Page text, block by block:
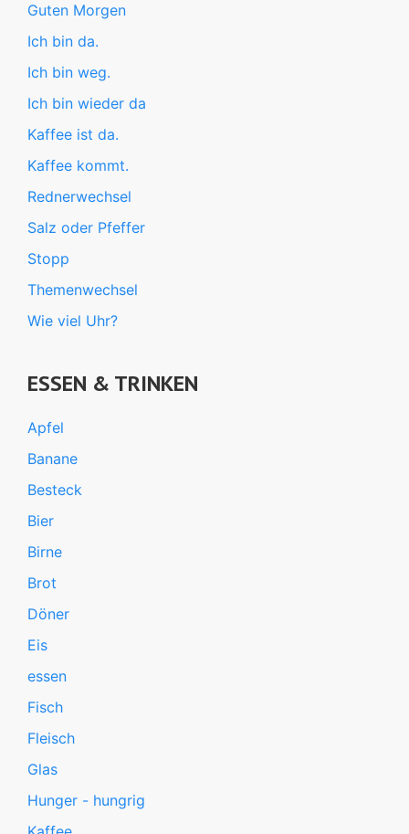
Guten Morgen
Ich bin da.
Ich bin weg.
Ich bin wieder da
Kaffee ist da.
Kaffee kommt.
Rednerwechsel
Salz oder Pfeffer
Stopp
Themenwechsel
Wie viel Uhr?
ESSEN & TRINKEN
Apfel
Banane
Besteck
Bier
Birne
Brot
Döner
Eis
essen
Fisch
Fleisch
Glas
Hunger - hungrig